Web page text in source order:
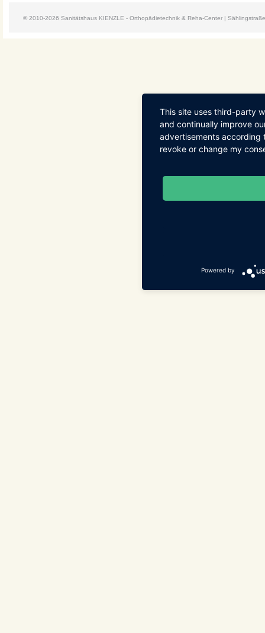
© 2010-2026 Sanitätshaus KIENZLE - Orthopädietechnik & Reha-Center |
This site uses third-party
and continually improve
advertisements according
revoke or change my
Powered by